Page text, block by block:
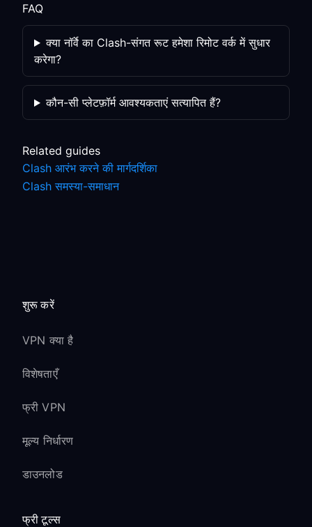
FAQ
क्या नॉर्वे का Clash-संगत रूट हमेशा रिमोट वर्क में सुधार
करेगा?
कौन-सी प्लेटफ़ॉर्म आवश्यकताएं सत्यापित हैं?
Related guides
Clash आरंभ करने की मार्गदर्शिका
Clash समस्या-समाधान
शुरू करें
VPN क्या है
विशेषताएँ
फ्री VPN
मूल्य निर्धारण
डाउनलोड
फ्री टूल्स